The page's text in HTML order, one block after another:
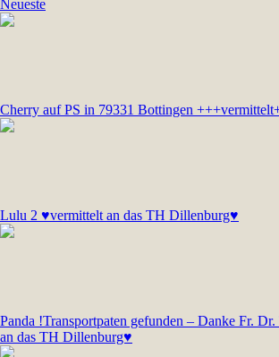
Neueste
Cherry auf PS in 79331 Bottingen
Lulu 2 ♥vermittelt an das TH Dillenburg♥
Panda !Transportpaten gefunden – Danke Fr.
an das TH Dillenburg♥